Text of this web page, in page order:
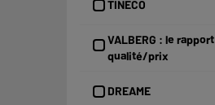
TINECO
VALBERG : le rapport
qualité/prix
DREAME